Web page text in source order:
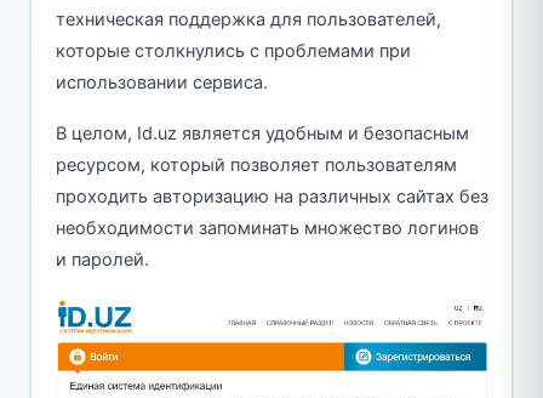
техническая поддержка для пользователей,
которые столкнулись с проблемами при
использовании сервиса.
В целом, Id.uz является удобным и безопасным
ресурсом, который позволяет пользователям
проходить авторизацию на различных сайтах без
необходимости запоминать множество логинов
и паролей.